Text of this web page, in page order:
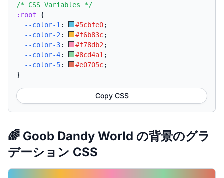
/* CSS Variables */
:root {
--color-1 : #5cbfe0;
--color-2 : #f6b83c;
--color-3: #f78db2 ;
--color-4: #8cd4a1 ;
--color-5: #e0705c;
}
Copy CSS
🌈 Goob Dandy World の背景のグラ
デーション CSS